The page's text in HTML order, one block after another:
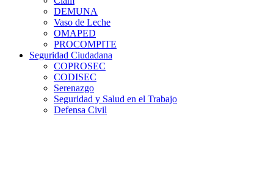
DEMUNA
Vaso de Leche
OMAPED
PROCOMPITE
Seguridad Ciudadana
COPROSEC
CODISEC
Serenazgo
Seguridad y Salud en el Trabajo
Defensa Civil